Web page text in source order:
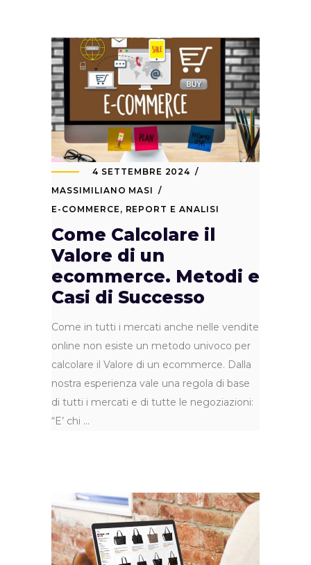
4 SETTEMBRE 2024
MASSIMILIANO MASI
E-COMMERCE , REPORT E ANALISI
Come Calcolare il
Valore di un
ecommerce. Metodi e
Casi di Successo
Come in tutti i mercati anche nelle vendite
online non esiste un metodo univoco per
calcolare il Valore di un ecommerce. Dalla
nostra esperienza vale una regola di base
di tutti i mercati e di tutte le negoziazioni:
“E’ chi